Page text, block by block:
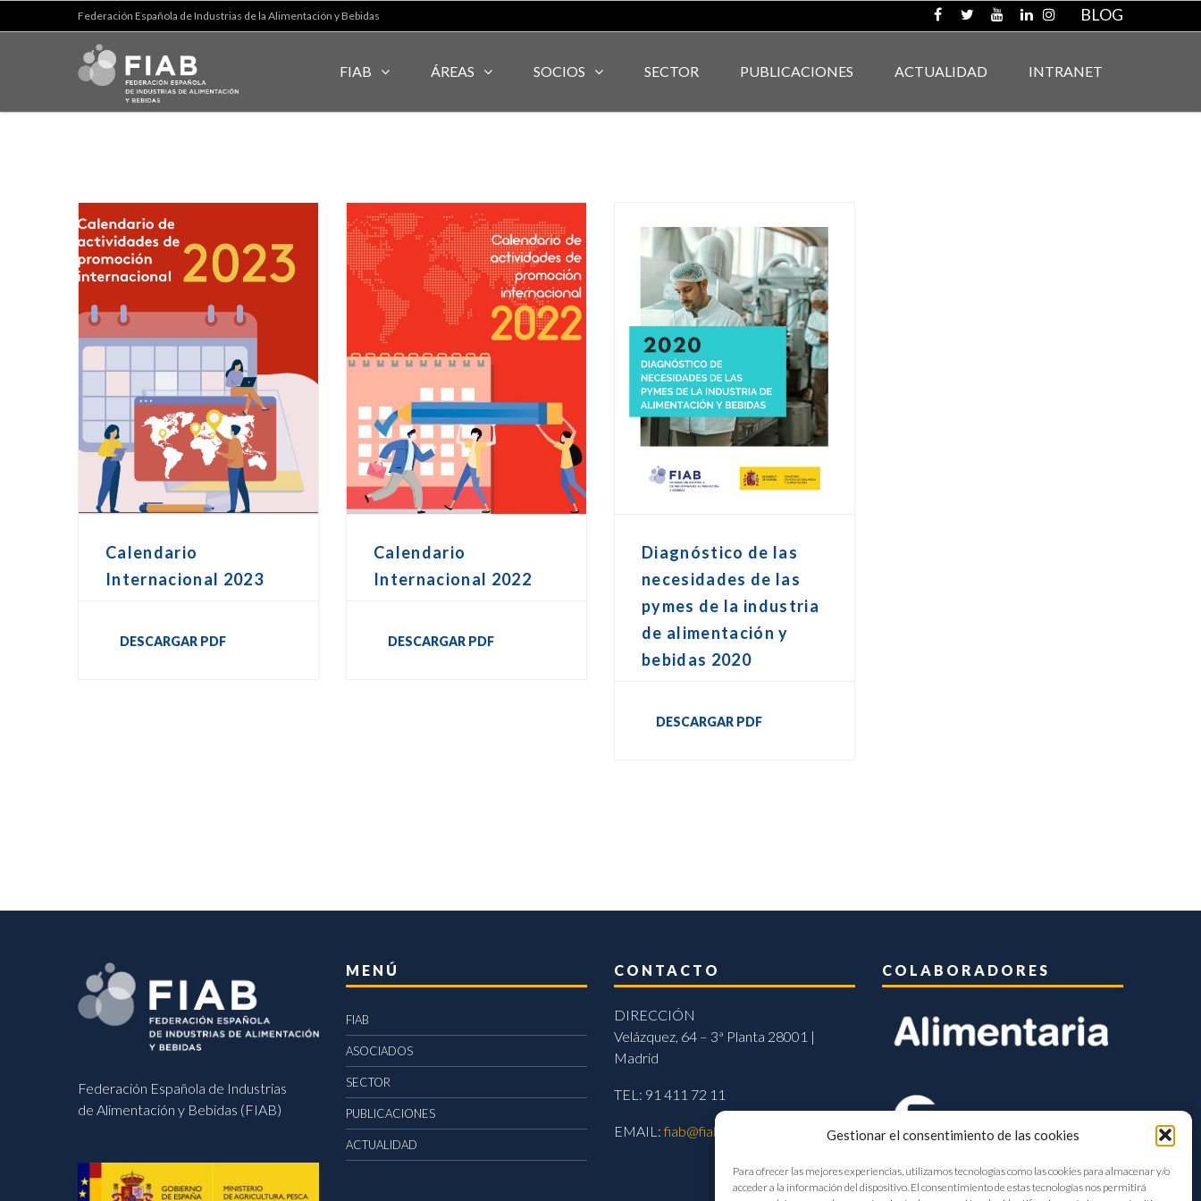
Gestionar el consentimiento de las cookies
Para ofrecer las mejores experiencias, utilizamos tecnologías como las cookies para almacenar y/o
acceder a la información del dispositivo. El consentimiento de estas tecnologías nos permitirá
Federación Española de Industrias de la Alimentación y Bebidas BLOG
FIAB ÁREAS SOCIOS SECTOR PUBLICACIONES ACTUALIDAD INTRANET
Calendario
Internacional 2023
DESCARGAR PDF
Calendario
Internacional 2022
DESCARGAR PDF
Diagnóstico de las
necesidades de las
pymes de la industria
de alimentación y
bebidas 2020
DESCARGAR PDF
Federación Española de Industrias
de Alimentación y Bebidas (FIAB)
MENÚ
FIAB
ASOCIADOS
SECTOR
PUBLICACIONES
ACTUALIDAD
CONTACTO
DIRECCIÓN
Velázquez, 64 – 3ª Planta 28001 |
Madrid
TEL: 91 411 72 11
EMAIL:fiab@fiab.es
COLABORADORES